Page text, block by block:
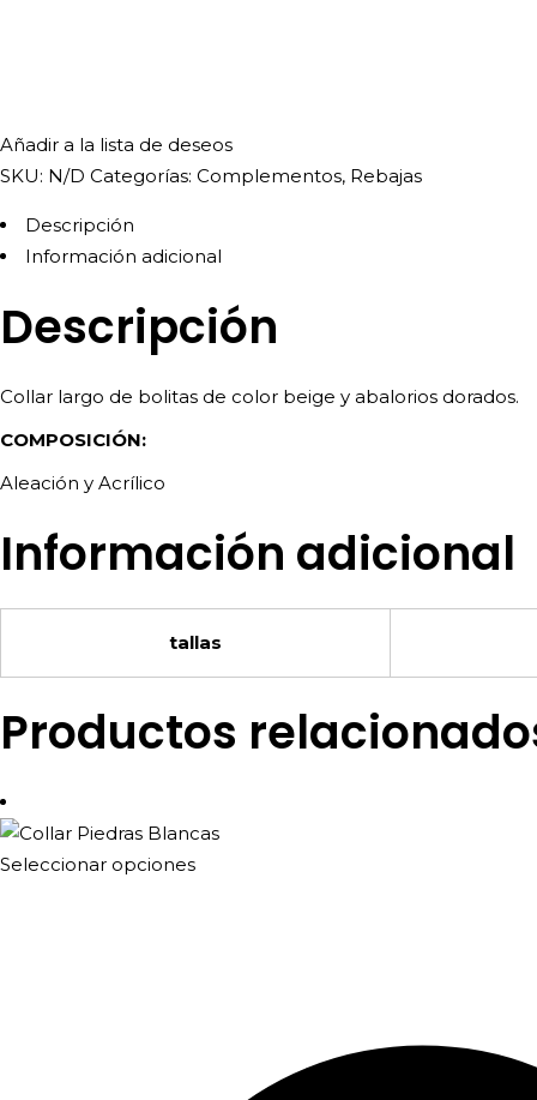
Añadir a la lista de deseos
SKU: N/D Categorías: Complementos, Rebajas
Descripción
Información adicional
Descripción
Collar largo de bolitas de color beige y abalorios dorados.
COMPOSICIÓN:
Aleación y Acrílico
Información adicional
tallas
Productos
Seleccionar opcionesEste